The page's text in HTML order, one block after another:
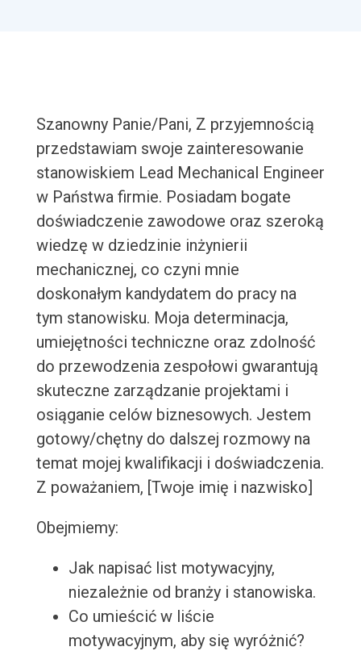
Szanowny Panie/Pani, Z przyjemnością
przedstawiam swoje zainteresowanie
stanowiskiem Lead Mechanical Engineer
w Państwa firmie. Posiadam bogate
doświadczenie zawodowe oraz szeroką
wiedzę w dziedzinie inżynierii
mechanicznej, co czyni mnie
doskonałym kandydatem do pracy na
tym stanowisku. Moja determinacja,
umiejętności techniczne oraz zdolność
do przewodzenia zespołowi gwarantują
skuteczne zarządzanie projektami i
osiąganie celów biznesowych. Jestem
gotowy/chętny do dalszej rozmowy na
temat mojej kwalifikacji i doświadczenia.
Z poważaniem, [Twoje imię i nazwisko]
Obejmiemy:
Jak napisać list motywacyjny,
niezależnie od branży i stanowiska.
Co umieścić w liście
motywacyjnym, aby się wyróżnić?